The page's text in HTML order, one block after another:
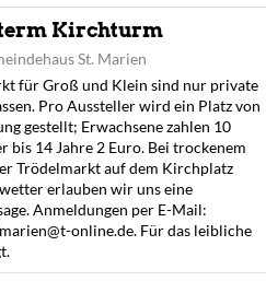
Kirchturm
St. Marien
für Groß und Klein sind nur private
Pro Aussteller wird ein Platz von
gestellt; Erwachsene zahlen 10
bis 14 Jahre 2 Euro. Bei trockenem
Trödelmarkt auf dem Kirchplatz
erlauben wir uns eine
Anmeldungen per E-Mail:
online.de. Für das leibliche